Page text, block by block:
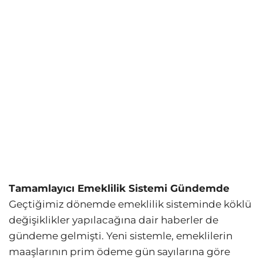
Tamamlayıcı Emeklilik Sistemi Gündemde
Geçtiğimiz dönemde emeklilik sisteminde köklü
değişiklikler yapılacağına dair haberler de
gündeme gelmişti. Yeni sistemle, emeklilerin
maaşlarının prim ödeme gün sayılarına göre